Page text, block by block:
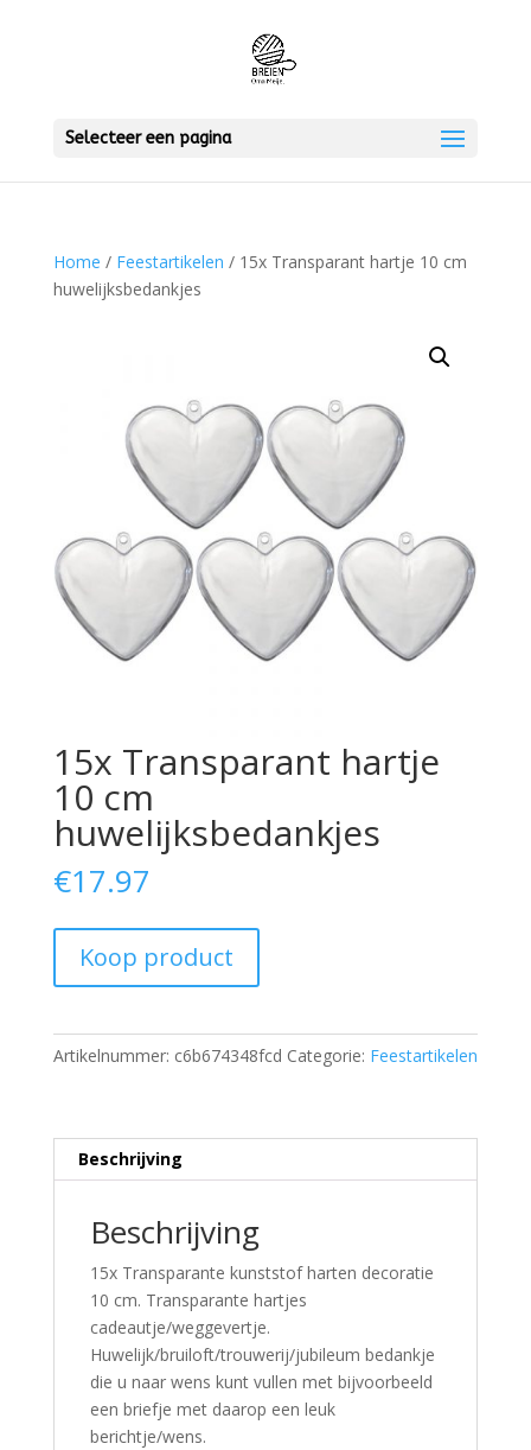
Selecteer een pagina
Home / Feestartikelen / 15x Transparant hartje 10 cm
huwelijksbedankjes
15x Transparant hartje
10 cm
huwelijksbedankjes
€17.97
Koop product
Artikelnummer: c6b674348fcd Categorie: Feestartikelen
Beschrijving
Beschrijving
15x Transparante kunststof harten decoratie
10 cm. Transparante hartjes
cadeautje/weggevertje.
Huwelijk/bruiloft/trouwerij/jubileum bedankje
die u naar wens kunt vullen met bijvoorbeeld
een briefje met daarop een leuk
berichtje/wens.